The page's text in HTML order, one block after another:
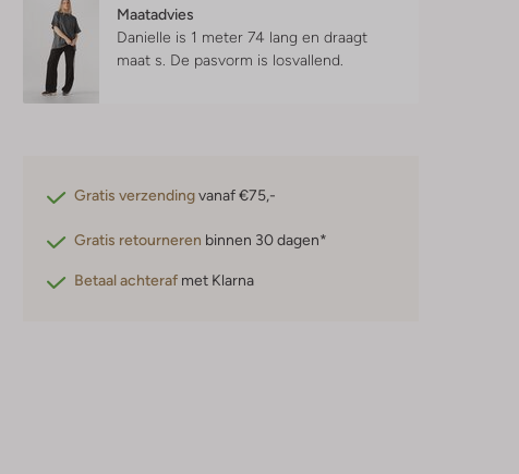
Maatadvies
Danielle is 1 meter 74 lang en draagt
maat s. De pasvorm is losvallend
Gratis verzendingvanaf €75,-
Gratis retourneren binnen 30 dagen*
Betaal achteraf met Klarna